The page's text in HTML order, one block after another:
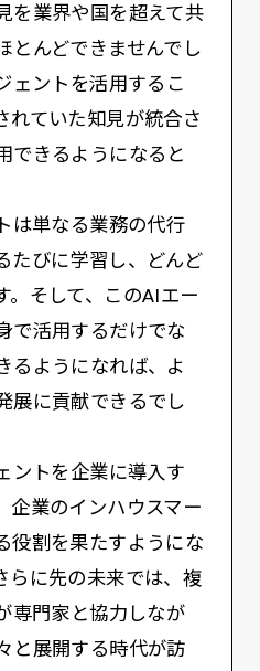
を業界や国を超えて共
とんどできませんでし
ェントを活用するこ
れていた知見が統合さ
できるようになると
は単なる業務の代行
たびに学習し、どんど
。そして、このAIエー
で活用するだけでな
るようになれば、よ
展に貢献できるでし
ントを企業に導入す
企業のインハウスマー
役割を果たすようにな
らに先の未来では、複
専門家と協力しなが
と展開する時代が訪